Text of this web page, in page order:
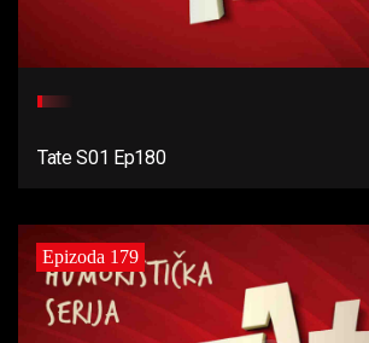
Tate S01 Ep180
Epizoda 179